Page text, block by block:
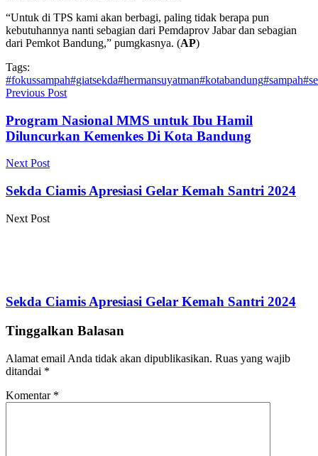
“Untuk di TPS kami akan berbagi, paling tidak berapa pun
kebutuhannya nanti sebagian dari Pemdaprov Jabar dan sebagian
dari Pemkot Bandung,” pumgkasnya. (AP)
Tags:
#fokussampah#giatsekda#hermansuyatman#kotabandung#sampah
Previous Post
Program Nasional MMS untuk Ibu Hamil
Diluncurkan Kemenkes Di Kota Bandung
Next Post
Sekda Ciamis Apresiasi Gelar Kemah Santri 2024
Next Post
Sekda Ciamis Apresiasi Gelar Kemah Santri 2024
Tinggalkan Balasan
Alamat email Anda tidak akan dipublikasikan. Ruas yang wajib
ditandai *
Komentar *